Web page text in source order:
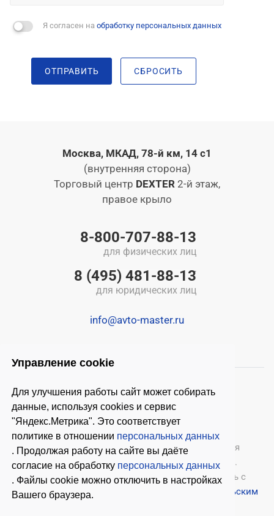
Управление cookie
Для улучшения работы сайт может собирать
данные, используя cookies и сервис
"Яндекс.Метрика". Это соответствует
политике в отношении персональных данных
. Продолжая работу на сайте вы даёте
согласие на обработку персональных данных
. Файлы cookie можно отключить в настройках
Вашего браузера.
Я согласен на обработку персональных данных
ОТПРАВИТЬ СБРОСИТЬ
Москва, МКАД, 78-й км, 14 с1
(внутренняя сторона)
Торговый центр DEXTER 2-й этаж,
правое крыло
8-800-707-88-13
для физических лиц
8 (495) 481-88-13
для юридических лиц
info@avto-master.ru
© 2026 ООО «Автомастер» — оборудование для
автосервиса, шиномонтажное оборудование.
Оставляя заявки на нашем сайте, ознакомьтесь с
Политикой конфиденциальности
Пользовательским